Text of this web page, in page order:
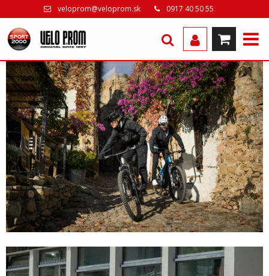
veloprom@veloprom.sk 0917 40 50 55